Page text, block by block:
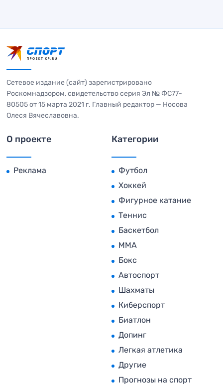
Сетевое издание (сайт) зарегистрировано
Роскомнадзором, свидетельство серия Эл № ФС77-
80505 от 15 марта 2021 г. Главный редактор — Носова
Олеся Вячеславовна.
О проекте
Реклама
Категории
Футбол
Хоккей
Фигурное катание
Теннис
Баскетбол
MMA
Бокс
Автоспорт
Шахматы
Киберспорт
Биатлон
Допинг
Легкая атлетика
Другие
Прогнозы на спорт